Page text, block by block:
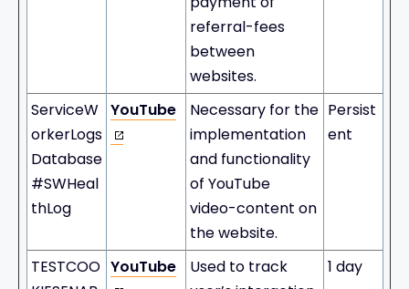
referral-fees
between
websites.
ServiceW
orkerLogs
Database
#SWHeal
thLog
YouTube
Necessary for the
implementation
and functionality
of YouTube
video-content on
the website.
Persist
ent
TESTCOO YouTube
Used to track
1 day